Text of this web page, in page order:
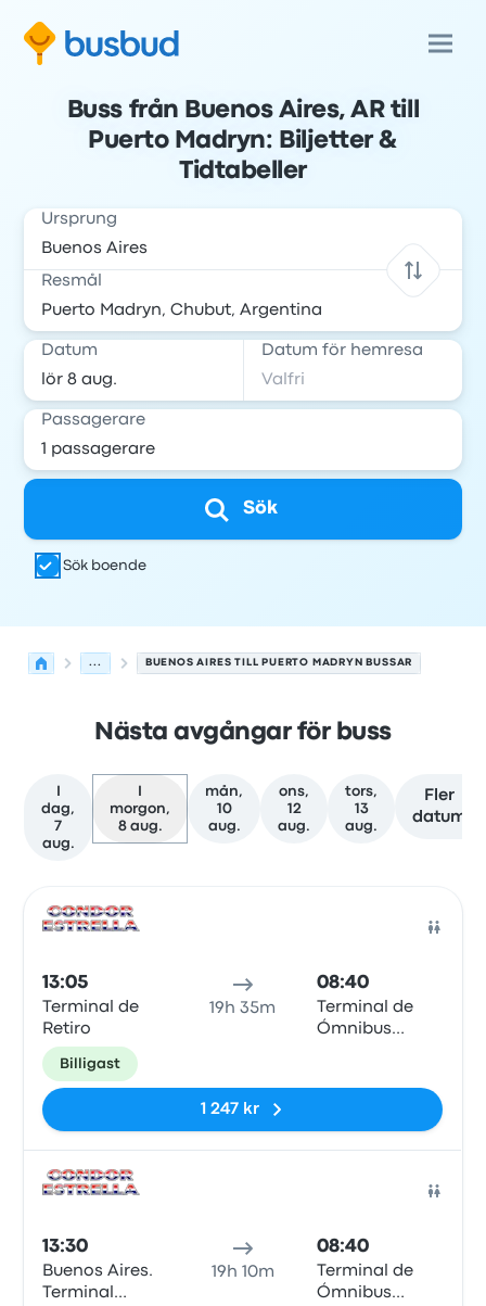
Buss från Buenos Aires, AR till
Puerto Madryn: Biljetter &
Tidtabeller
Ursprung
Resmål
Datum Datum för hemresa
Passagerare
Sök
Sök boende
... BUENOS AIRES TILL PUERTO MADRYN BUSSAR
Nästa avgångar för buss
dag,
7
aug.
morgon,
8 aug.
mån,
10
aug.
ons,
12
aug.
tors,
13
aug.
Fler
datum
13:05
Terminal de
Retiro
19h 35m
08:40
Terminal de
Ómnibus
Billigast
1 247 kr
13:30
Buenos Aires.
Terminal
19h 10m
08:40
Terminal de
Ómnibus